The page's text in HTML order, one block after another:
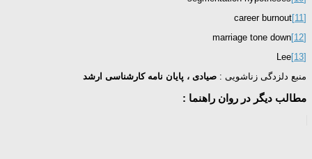
[11]
career burnout
[12]
marriage tone down
[13]
Lee
منبع دلزدگی زناشویی : صیادی ، پایان نامه کارشناسی ارشد
مطالب دیگر در روان راهنما :